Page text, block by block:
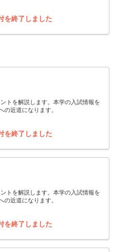
を終了しました
トを解説します。本学の入試情報を
近道になります。
を終了しました
トを解説します。本学の入試情報を
近道になります。
を終了しました